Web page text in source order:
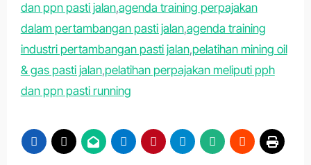
dan ppn pasti jalan,agenda training perpajakan
dalam pertambangan pasti jalan,agenda training
industri pertambangan pasti jalan,pelatihan mining oil
& gas pasti jalan,pelatihan perpajakan meliputi pph
dan ppn pasti running